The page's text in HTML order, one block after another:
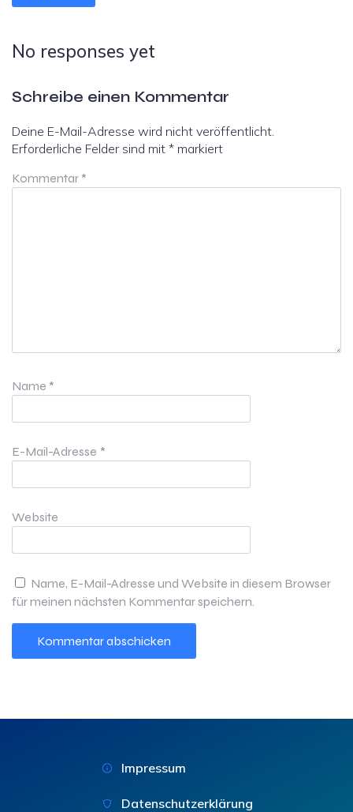
No responses yet
Schreibe einen Kommentar
Deine E-Mail-Adresse wird nicht veröffentlicht.
Erforderliche Felder sind mit * markiert
Kommentar *
Name *
E-Mail-Adresse *
Website
Name, E-Mail-Adresse und Website in diesem Browser
für meinen nächsten Kommentar speichern.
Impressum
Datenschutzerklärung